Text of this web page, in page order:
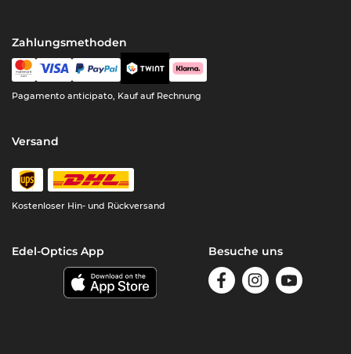
Zahlungsmethoden
Pagamento anticipato, Kauf auf Rechnung
Versand
Kostenloser Hin- und Rückversand
Edel-Optics App Besuche uns